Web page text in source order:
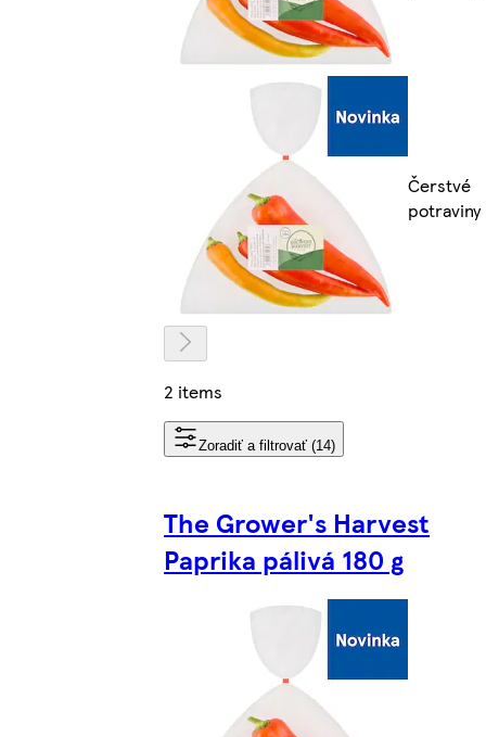
Čerstvé
potraviny
2 items
Zoradiť a filtrovať (14)
The Grower's Harvest
Paprika pálivá 180 g